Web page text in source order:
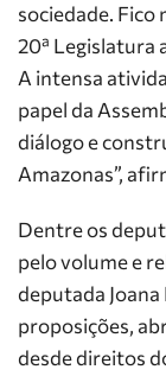
sociedade. Fico
20ª Legislatura
A intensa
papel da
diálogo e
Amazonas”,
Dentre os
pelo volume e
deputada
proposições,
desde direitos